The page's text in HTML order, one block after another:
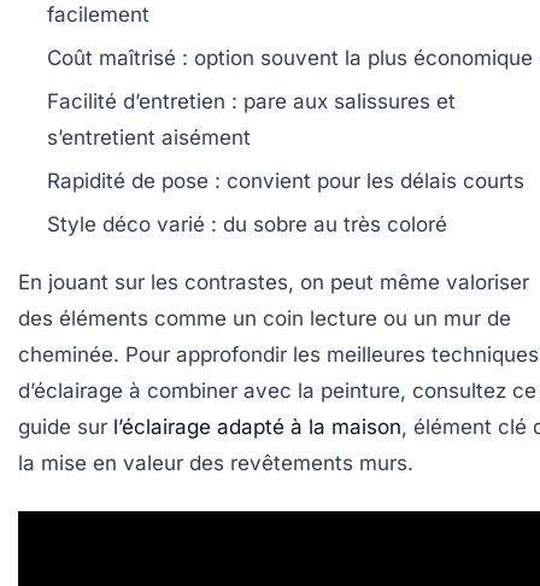
facilement
Coût maîtrisé : option souvent la plus économique
Facilité d’entretien : pare aux salissures et
s’entretient aisément
Rapidité de pose : convient pour les délais courts
Style déco varié : du sobre au très coloré
En jouant sur les contrastes, on peut même valoriser
des éléments comme un coin lecture ou un mur de
cheminée. Pour approfondir les meilleures techniques
d’éclairage à combiner avec la peinture, consultez ce
guide sur l’éclairage adapté à la maison, élément clé
la mise en valeur des revêtements murs.